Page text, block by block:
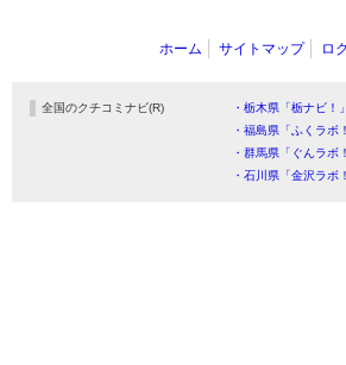
ホーム サイトマップ ロ
全国のクチコミナビ(R) ・栃木県「栃ナビ！」
・福島県「ふくラボ
・群馬県「ぐんラボ
・石川県「金沢ラボ